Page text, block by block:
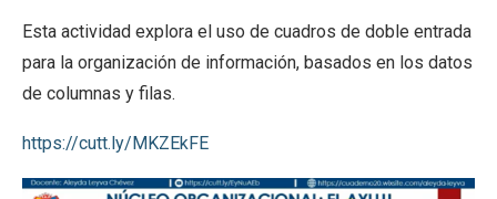
Esta actividad explora el uso de cuadros de doble entrada
para la organización de información, basados en los datos
de columnas y filas.
https://cutt.ly/MKZEkFE